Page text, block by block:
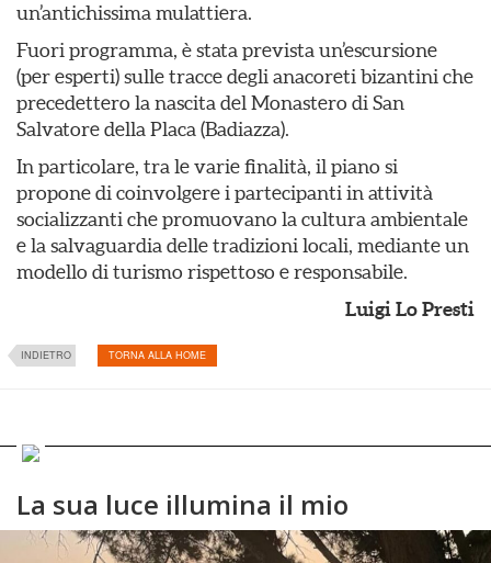
un’antichissima mulattiera.
Fuori programma, è stata prevista un’escursione
(per esperti) sulle tracce degli anacoreti bizantini che
precedettero la nascita del Monastero di San
Salvatore della Placa (Badiazza).
In particolare, tra le varie finalità, il piano si
propone di coinvolgere i partecipanti in attività
socializzanti che promuovano la cultura ambientale
e la salvaguardia delle tradizioni locali, mediante un
modello di turismo rispettoso e responsabile.
Luigi Lo Presti
INDIETRO TORNA ALLA HOME
La sua luce illumina il mio